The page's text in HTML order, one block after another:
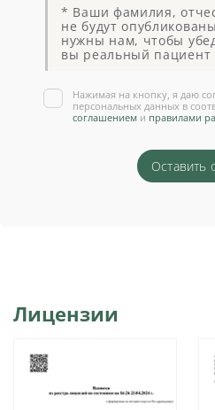
* Ваши фамилия,
не будут
нужны нам, чтобы
вы реальный пациент
Нажимая на кнопку, я даю
персональных данных в
соглашением и правилами
Оставить
Лицензии